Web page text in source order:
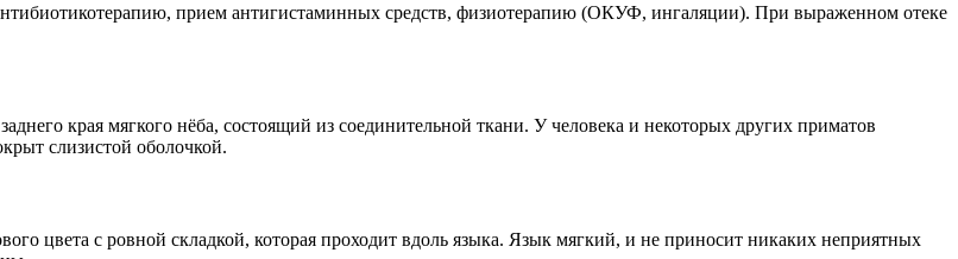
прием антигистаминных средств, физиотерапию (ОКУФ, ингаляции). При выраженном отеке
края мягкого нёба, состоящий из соединительной ткани. У человека и некоторых других приматов
слизистой оболочкой.
цвета с ровной складкой, которая проходит вдоль языка. Язык мягкий, и не приносит никаких неприятных